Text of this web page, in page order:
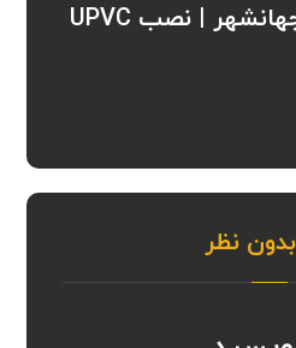
پنجره دوجداره در جهانشهر | نصب UPVC
بدون نظر